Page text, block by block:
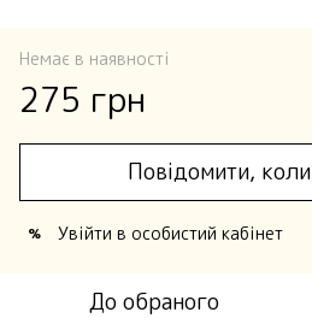
Немає в наявності
275 грн
Повідомити,
% Увійти в особистий кабінет
До обраного